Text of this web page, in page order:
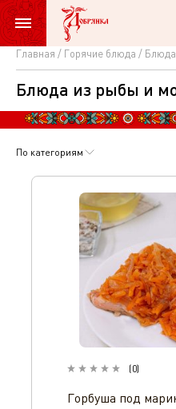
Главная Горячие блюда
Блюда
из
рыбы
Блюда из рыбы и
По категориям
(0)
Горбуша под